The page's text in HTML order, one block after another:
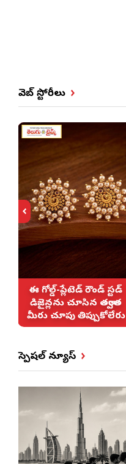
వెబ్ స్టోరీలు
ఈ గోల్డ్-ప్లేటెడ్ రౌండ్ స్టడ్
డిజైన్లను చూసిన తర్వాత
మీరు చూపు తిప్పుకోలేరు
స్పెషల్ న్యూస్